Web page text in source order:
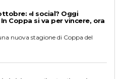
«I social? Oggi
Coppa si va per vincere, ora
nuova stagione di Coppa del